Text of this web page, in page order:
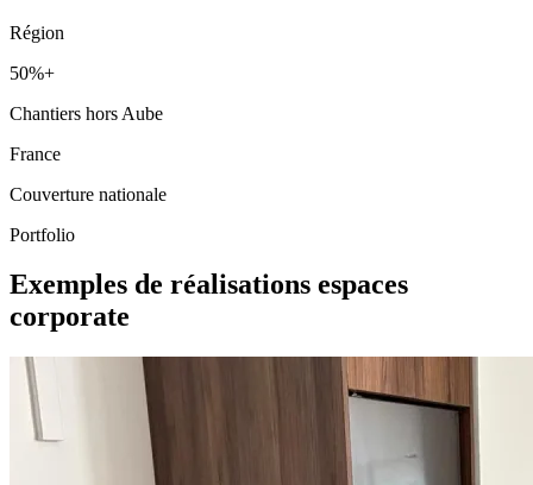
Région
50%+
Chantiers hors Aube
France
Couverture nationale
Portfolio
Exemples de réalisations espaces
corporate